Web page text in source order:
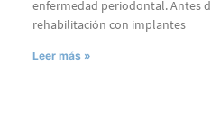
enfermedad periodontal. Antes
rehabilitación con implantes
Leer más »